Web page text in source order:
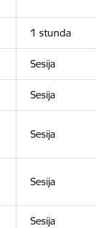
1 stunda
Sesija
Sesija
Sesija
Sesija
Sesija